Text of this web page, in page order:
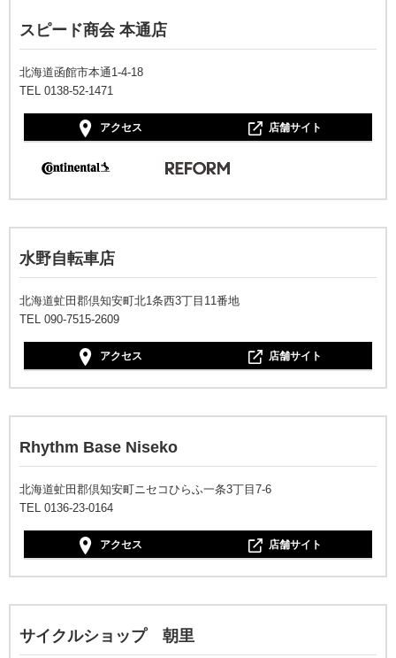
スピード商会 本通店
北海道函館市本通1-4-18
TEL 0138-52-1471
アクセス 店舗サイト
水野自転車店
北海道虻田郡倶知安町北1条西3丁目11番地
TEL 090-7515-2609
アクセス 店舗サイト
Rhythm Base Niseko
北海道虻田郡倶知安町ニセコひらふ一条3丁目7-6
TEL 0136-23-0164
アクセス 店舗サイト
サイクルショップ 朝里